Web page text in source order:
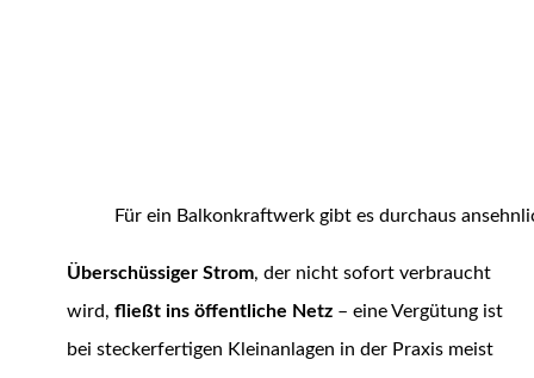
Für ein Balkonkraftwerk gibt es durchaus
Überschüssiger Strom, der nicht sofort verbraucht
wird, fließt ins öffentliche Netz – eine Vergütung ist
bei steckerfertigen Kleinanlagen in der Praxis meist